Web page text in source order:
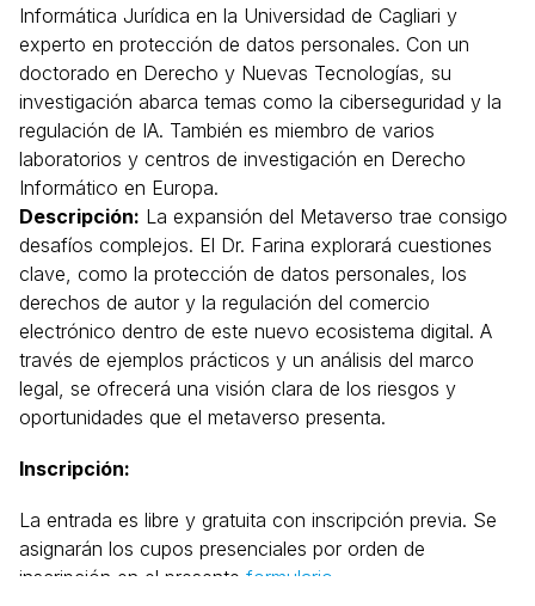
Informática Jurídica en la Universidad de Cagliari y
experto en protección de datos personales. Con un
doctorado en Derecho y Nuevas Tecnologías, su
investigación abarca temas como la ciberseguridad y la
regulación de IA. También es miembro de varios
laboratorios y centros de investigación en Derecho
Informático en Europa.
Descripción: La expansión del Metaverso trae consigo
desafíos complejos. El Dr. Farina explorará cuestiones
clave, como la protección de datos personales, los
derechos de autor y la regulación del comercio
electrónico dentro de este nuevo ecosistema digital. A
través de ejemplos prácticos y un análisis del marco
legal, se ofrecerá una visión clara de los riesgos y
oportunidades que el metaverso presenta.
Inscripción:
La entrada es libre y gratuita con inscripción previa. Se
asignarán los cupos presenciales por orden de
inscripción en el presente formulario